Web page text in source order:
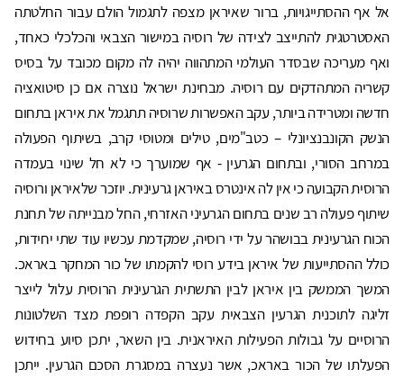
אל אף ההסתייגויות, ברור שאיראן מצפה לתגמול הולם עבור החלטתה
האסטרטגית להתייצב לצידה של רוסיה במישור הצבאי והכלכלי כאחד,
ואף מעריכה שבסדר העולמי המתהווה יהיה לה מקום מכובד על בסיס
קשריה המתהדקים עם רוסיה. מבחינת ישראל נוצרה אם כן סיטואציה
חדשה ומטרידה ביותר, עקב האפשרות שרוסיה תתגמל את איראן בתחום
הנשק הקונבנציונלי – כטב"מים, טילים ומטוסי קרב, בשיתוף הפעולה
במרחב הסורי, ובתחום הגרעין - אף שמוערך כי לא חל שינוי בעמדה
הרוסית הקבועה כי אין לה אינטרס באיראן גרעינית. יוזכר שלאיראן ורוסיה
שיתוף פעולה רב שנים בתחום הגרעיני האזרחי, החל מבנייתה של תחנת
הכוח הגרעינית בבושהר על ידי רוסיה, שמקדמת עכשיו עוד שתי יחידות,
כולל ההסתייעות של איראן בידע רוסי להקמתו של כור המחקר באראכ.
המשך הממשק בין איראן לבין התשתית הגרעינית הרוסית עלול לייצר
זליגה לתוכנית הגרעין הצבאית עקב הקפדה רופפת מצד השלטונות
הרוסיים על גבולות הפעילות האיראנית. בין השאר, יתכן סיוע בחידוש
הפעלתו של הכור באראכ, אשר נעצרה במסגרת הסכם הגרעין. ייתכן